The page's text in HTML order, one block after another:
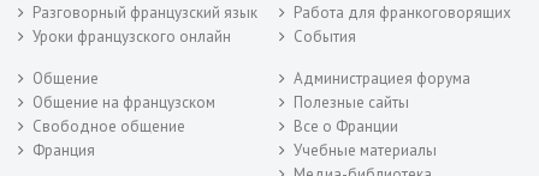
Разговорный французский язык
Уроки французского онлайн
Работа для франкоговорящих
События
Общение
Общение на французском
Свободное общение
Франция
Администрациея форума
Полезные сайты
Все о Франции
Учебные материалы